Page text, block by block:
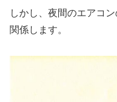
しかし、夜間のエアコ
関係します。